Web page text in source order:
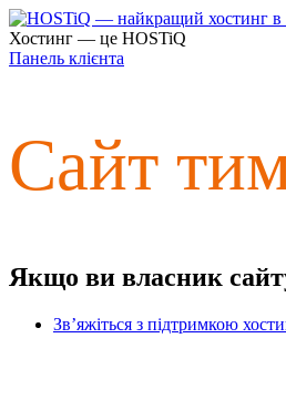
Хостинг — це HOSTiQ
Панель клієнта
Сайт
Якщо ви власник
Зв’яжіться з підтримкою